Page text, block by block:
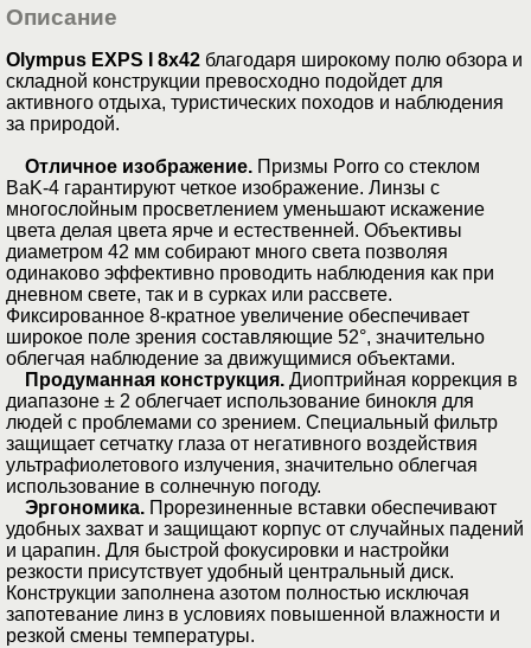
Описание
Olympus EXPS I 8x42 благодаря широкому полю обзора и
складной конструкции превосходно подойдет для
активного отдыха, туристических походов и наблюдения
за природой.
Отличное изображение. Призмы Porro со стеклом
ВaK-4 гарантируют четкое изображение. Линзы с
многослойным просветлением уменьшают искажение
цвета делая цвета ярче и естественней. Объективы
диаметром 42 мм собирают много света позволяя
одинаково эффективно проводить наблюдения как при
дневном свете, так и в сурках или рассвете.
Фиксированное 8-кратное увеличение обеспечивает
широкое поле зрения составляющие 52°, значительно
облегчая наблюдение за движущимися объектами.
Продуманная конструкция. Диоптрийная коррекция в
диапазоне ± 2 облегчает использование бинокля для
людей с проблемами со зрением. Специальный фильтр
защищает сетчатку глаза от негативного воздействия
ультрафиолетового излучения, значительно облегчая
использование в солнечную погоду.
Эргономика. Прорезиненные вставки обеспечивают
удобных захват и защищают корпус от случайных падений
и царапин. Для быстрой фокусировки и настройки
резкости присутствует удобный центральный диск.
Конструкции заполнена азотом полностью исключая
запотевание линз в условиях повышенной влажности и
резкой смены температуры.